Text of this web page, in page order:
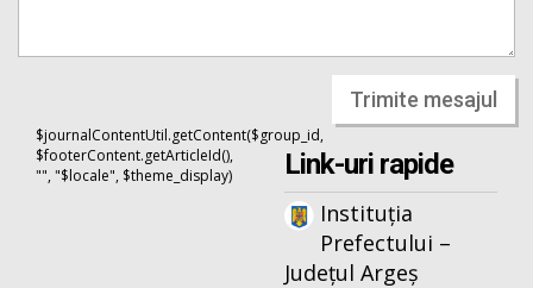
Trimite mesajul
$journalContentUtil.getContent($group_id,
$footerContent.getArticleId(),
"", "$locale", $theme_display)
Link-uri rapide
Instituția
Prefectului –
Județul Argeș